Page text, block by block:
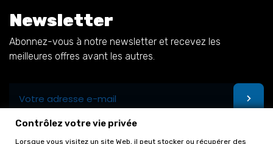
Newsletter
Abonnez-vous à notre newsletter et recevez les
meilleures offres avant les autres.
Contrôlez votre vie privée
Lorsque vous visitez un site Web, il peut stocker ou récupérer des